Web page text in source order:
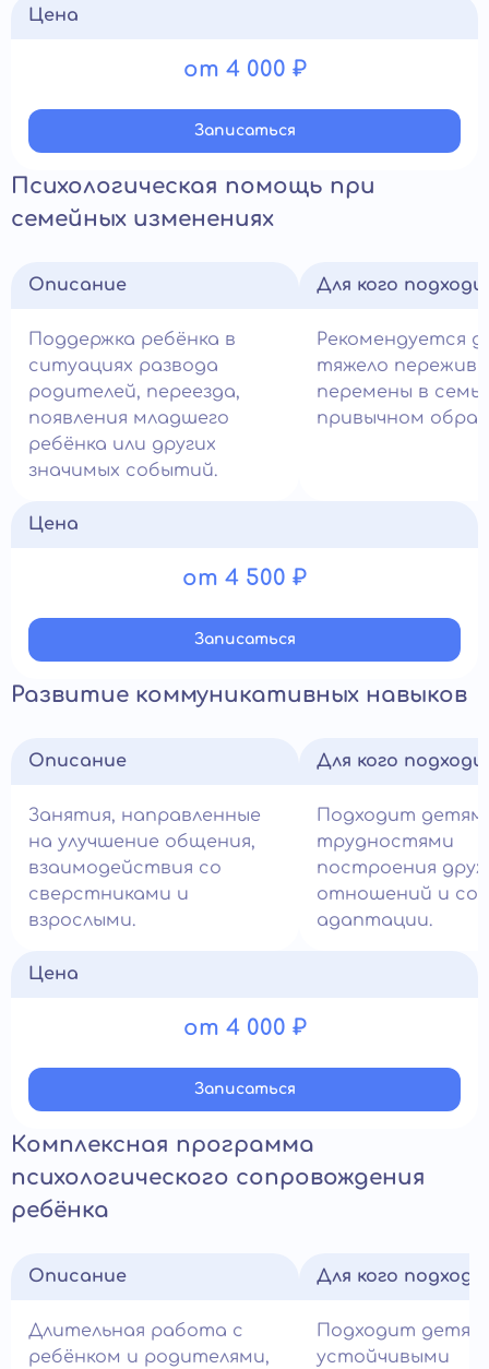
Цена
от 4 000 ₽
Записатьcя
Психологическая помощь при
семейных изменениях
Описание
Поддержка ребёнка в
ситуациях развода
родителей, переезда,
появления младшего
ребёнка или других
значимых событий.
Для кого
Рекомендуется
тяжело
перемены в
привычном
Цена
от 4 500 ₽
Записатьcя
Развитие коммуникативных навыков
Описание
Занятия, направленные
на улучшение общения,
взаимодействия со
сверстниками и
взрослыми.
Для кого
Подходит детям
трудностями
построения
отношений и
адаптации.
Цена
от 4 000 ₽
Записатьcя
Комплексная программа
психологического сопровождения
ребёнка
Описание
Длительная работа с
ребёнком и родителями,
Для кого
Подходит детям
устойчивыми